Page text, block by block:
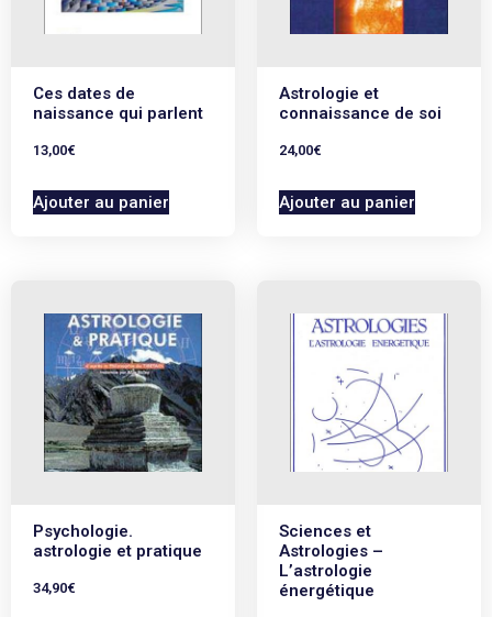
Ces dates de
naissance qui parlent
13,00€
Ajouter au panier
Astrologie et
connaissance de soi
24,00€
Ajouter au panier
Psychologie.
astrologie et pratique
34,90€
Sciences et
Astrologies –
L’astrologie
énergétique